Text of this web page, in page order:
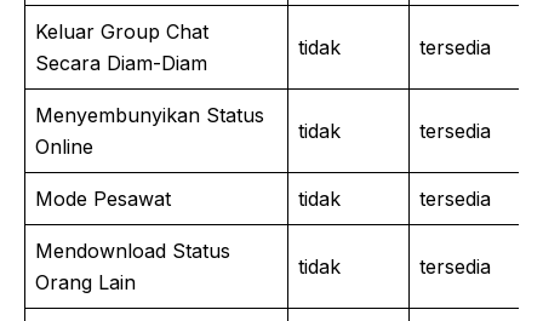
Keluar Group Chat
Secara Diam-Diam
tidak tersedia
Menyembunyikan Status
Online
tidak tersedia
Mode Pesawat tidak tersedia
Mendownload Status
Orang Lain
tidak tersedia